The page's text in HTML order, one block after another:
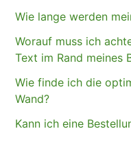
Wie lange werden
Worauf muss ich
Text im Rand meines
Wie finde ich die
Wand?
Kann ich eine